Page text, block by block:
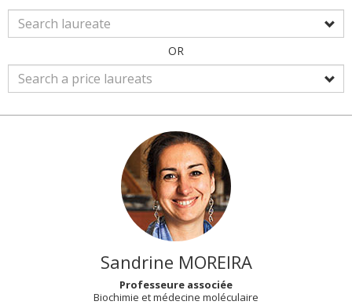
OR
Sandrine MOREIRA
Professeure associée
Biochimie et médecine moléculaire